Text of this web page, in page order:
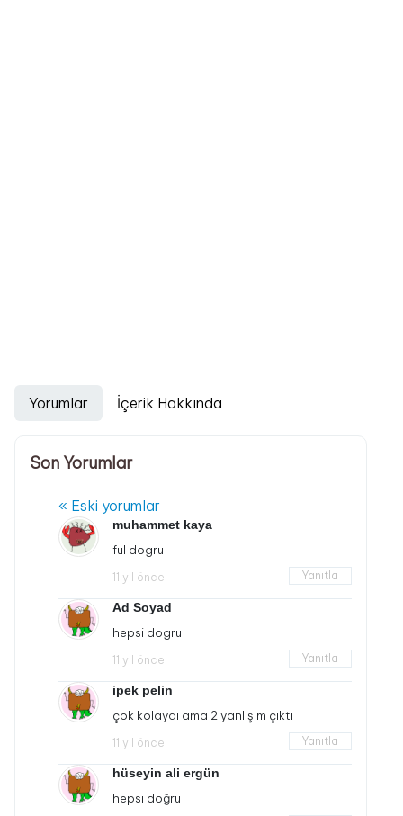
Yorumlar İçerik Hakkında
Son Yorumlar
« Eski yorumlar
muhammet kaya
ful dogru
11 yıl önce Yanıtla
Ad Soyad
hepsi dogru
11 yıl önce Yanıtla
ipek pelin
çok kolaydı ama 2 yanlışım çıktı
11 yıl önce Yanıtla
hüseyin ali ergün
hepsi doğru